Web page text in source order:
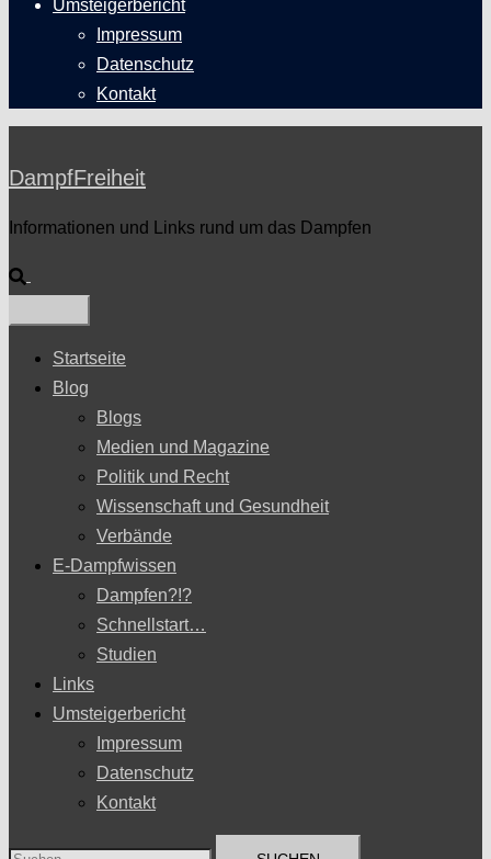
Umsteigerbericht
Impressum
Datenschutz
Kontakt
DampfFreiheit
Informationen und Links rund um das Dampfen
Suche
Startseite
Blog
Blogs
Medien und Magazine
Politik und Recht
Wissenschaft und Gesundheit
Verbände
E-Dampfwissen
Dampfen?!?
Schnellstart…
Studien
Links
Umsteigerbericht
Impressum
Datenschutz
Kontakt
Suchen